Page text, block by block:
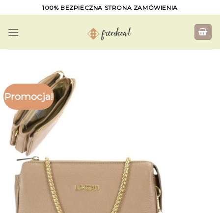
to
content
100% BEZPIECZNA STRONA ZAMÓWIENIA
Promocja!